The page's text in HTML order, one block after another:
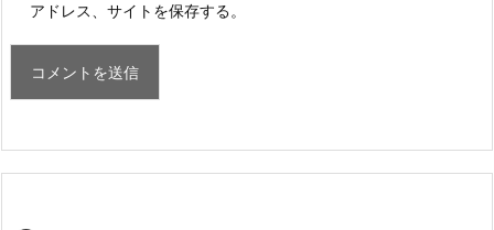
アドレス、サイトを保存する。